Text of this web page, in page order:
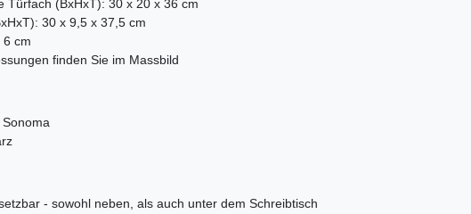
Türfach (BxHxT): 30 x 20 x 36 cm
30 x 9,5 x 37,5 cm
6 cm
finden Sie im Massbild
- sowohl neben, als auch unter dem Schreibtisch